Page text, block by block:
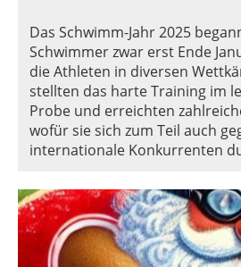
Das Schwimm-Jahr 2025
Schwimmer zwar erst Ende
die Athleten in diversen
stellten das harte Training im
Probe und erreichten
wofür sie sich zum Teil auch
internationale Konkurrenten